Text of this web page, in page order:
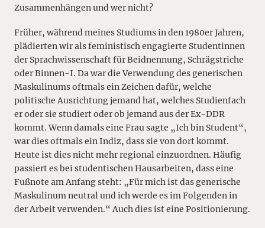
Zusammenhängen und wer nicht?
Früher, während meines Studiums in den 1980er Jahren,
plädierten wir als feministisch engagierte Studentinnen
der Sprachwissenschaft für Beidnennung, Schrägstriche
oder Binnen-I. Da war die Verwendung des generischen
Maskulinums oftmals ein Zeichen dafür, welche
politische Ausrichtung jemand hat, welches Studienfach
er oder sie studiert oder ob jemand aus der Ex-DDR
kommt. Wenn damals eine Frau sagte „Ich bin Student“,
war dies oftmals ein Indiz, dass sie von dort kommt.
Heute ist dies nicht mehr regional einzuordnen. Häufig
passiert es bei studentischen Hausarbeiten, dass eine
Fußnote am Anfang steht: „Für mich ist das generische
Maskulinum neutral und ich werde es im Folgenden in
der Arbeit verwenden.“ Auch dies ist eine Positionierung.